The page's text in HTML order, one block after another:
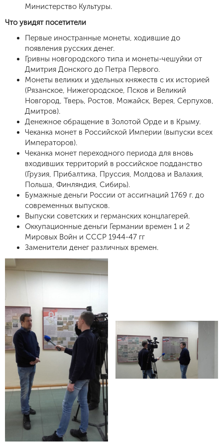
Министерство Культуры.
Что увидят посетители
Первые иностранные монеты, ходившие до
появления русских денег.
Гривны новгородского типа и монеты-чешуйки от
Дмитрия Донского до Петра Первого.
Монеты великих и удельных княжеств с их историей
(Рязанское, Нижегородское, Псков и Великий
Новгород, Тверь, Ростов, Можайск, Верея, Серпухов,
Дмитров).
Денежное обращение в Золотой Орде и в Крыму.
Чеканка монет в Российской Империи (выпуски всех
Императоров).
Чеканка монет переходного периода для вновь
входивших территорий в российское подданство
(Грузия, Прибалтика, Пруссия, Молдова и Валахия,
Польша, Финляндия, Сибирь).
Бумажные деньги России от ассигнаций 1769 г. до
современных выпусков.
Выпуски советских и германских концлагерей.
Оккупационные деньги Германии времен 1 и 2
Мировых Войн и СССР 1944-47 гг
Заменители денег различных времен.